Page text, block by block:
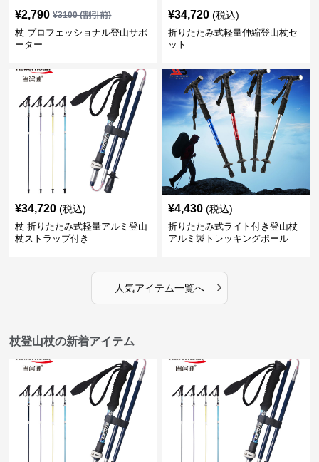
¥2,790 ¥3100(割引前)
杖 プロフェッショナル登山サポ
ーター
¥34,720 (税込)
折りたたみ式軽量伸縮登山杖セ
ット
¥34,720 (税込)
杖 折りたたみ式軽量アルミ登山
杖ストラップ付き
¥4,430 (税込)
折りたたみ式ライト付き登山杖
アルミ製トレッキングポール
人気アイテム一覧へ ›
杖登山杖の新着アイテム